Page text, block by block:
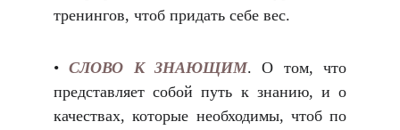
тренингов, чтоб придать себе вес.
• СЛОВО К ЗНАЮЩИМ.О том, что
представляет собой путь к знанию, и о
качествах, которые необходимы, чтоб по